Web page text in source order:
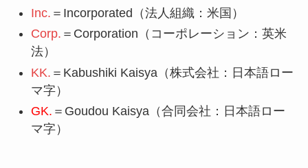
Inc. ＝Incorporated（法人組織：米国）
Corp. ＝Corporation（コーポレーション：英米
法）
KK. ＝Kabushiki Kaisya（株式会社：日本語ロー
マ字）
GK. ＝Goudou Kaisya（合同会社：日本語ロー
マ字）